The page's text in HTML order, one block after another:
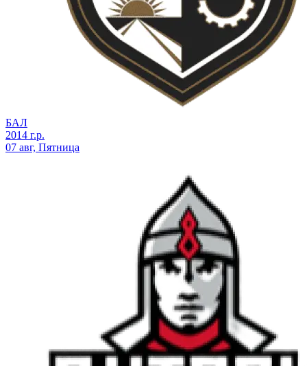
БАЛ
2014 г.р.
07 авг, Пятница